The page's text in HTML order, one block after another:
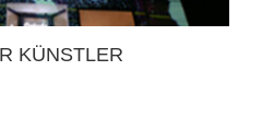
KÜNSTLER